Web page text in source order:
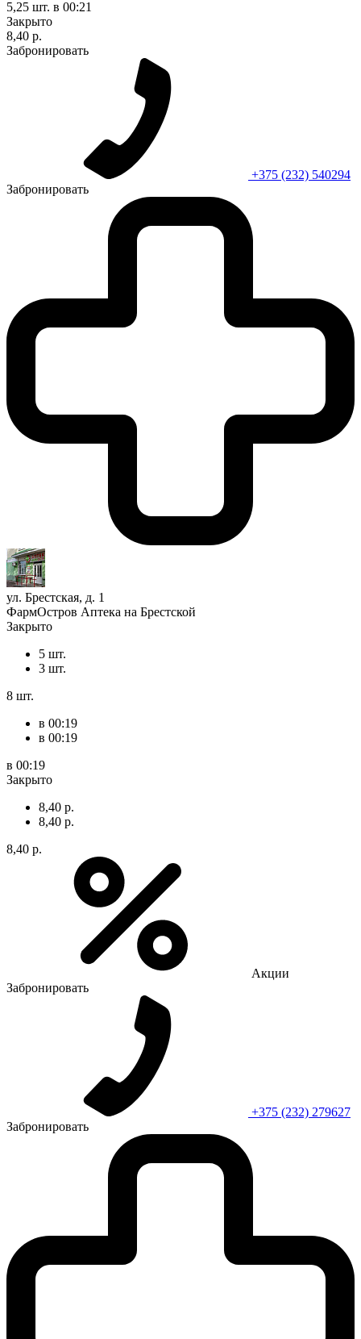
5,25 шт. в 00:21
Закрыто
8,40 р.
Забронировать
+375 (232) 540294
Забронировать
ул. Брестская, д. 1
ФармОстров Аптека на Брестской
Закрыто
5 шт.
3 шт.
8 шт.
в 00:19
в 00:19
в 00:19
Закрыто
8,40 р.
8,40 р.
8,40 р.
Акции
Забронировать
+375 (232) 279627
Забронировать